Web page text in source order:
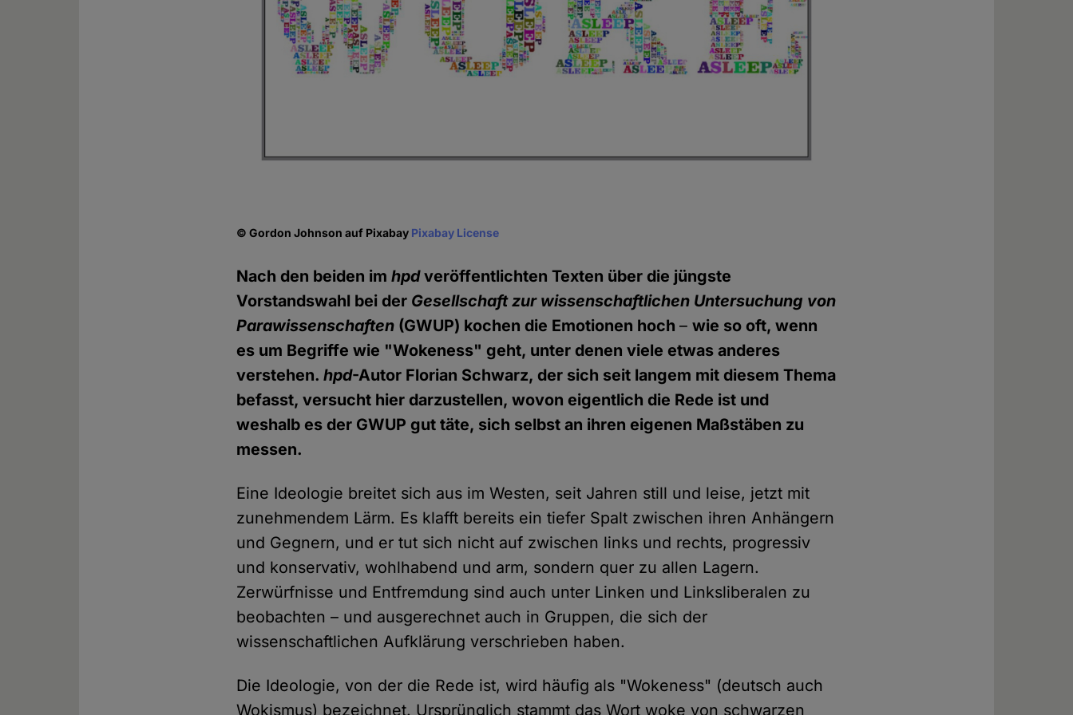
© Gordon Johnson auf Pixabay Pixabay License
Nach den beiden imhpdveröffentlichten Texten über die jüngste
Vorstandswahl bei der Gesellschaft zur wissenschaftlichen Untersuchung von
Parawissenschaften (GWUP) kochen die Emotionen hoch–wie so oft, wenn
es um Begriffe wie "Wokeness" geht, unter denen viele etwas anderes
verstehen.hpd-Autor Florian Schwarz, der sich seit langem mit diesem Thema
befasst, versucht hier darzustellen, wovon eigentlich die Rede ist und
weshalb es der GWUP gut täte, sich selbst an ihren eigenen Maßstäben zu
messen.
Eine Ideologie breitet sich aus im Westen, seit Jahren still und leise, jetzt mit
zunehmendem Lärm. Es klafft bereits ein tiefer Spalt zwischen ihren Anhängern
und Gegnern, und er tut sich nicht auf zwischen links und rechts, progressiv
und konservativ, wohlhabend und arm, sondern quer zu allen Lagern.
Zerwürfnisse und Entfremdung sind auch unter Linken und Linksliberalen zu
beobachten – und ausgerechnet auch in Gruppen, die sich der
wissenschaftlichen Aufklärung verschrieben haben.
Die Ideologie, von der die Rede ist, wird häufig als "Wokeness" (deutsch auch
Wokismus) bezeichnet. Ursprünglich stammt das Wort woke von schwarzen